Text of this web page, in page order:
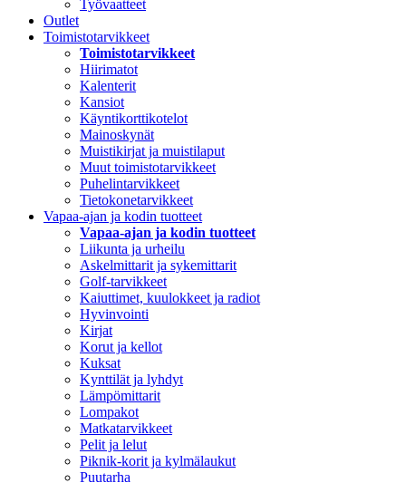
Työvaatteet
Outlet
Toimistotarvikkeet
Toimistotarvikkeet
Hiirimatot
Kalenterit
Kansiot
Käyntikorttikotelot
Mainoskynät
Muistikirjat ja muistilaput
Muut toimistotarvikkeet
Puhelintarvikkeet
Tietokonetarvikkeet
Vapaa-ajan ja kodin tuotteet
Vapaa-ajan ja kodin tuotteet
Liikunta ja urheilu
Askelmittarit ja sykemittarit
Golf-tarvikkeet
Kaiuttimet, kuulokkeet ja radiot
Hyvinvointi
Kirjat
Korut ja kellot
Kuksat
Kynttilät ja lyhdyt
Lämpömittarit
Lompakot
Matkatarvikkeet
Pelit ja lelut
Piknik-korit ja kylmälaukut
Puutarha